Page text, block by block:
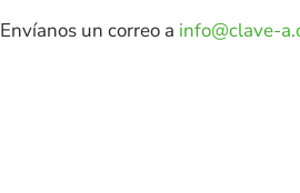
Envíanos un correo a info@clave-